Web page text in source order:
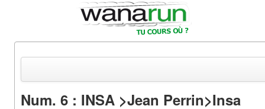
Num. 6 : INSA >Jean Perrin>Insa